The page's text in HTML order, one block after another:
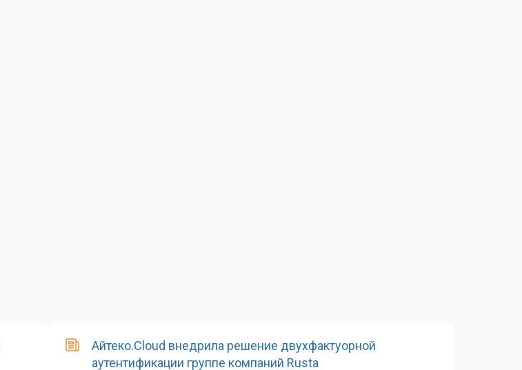
Айтеко.Cloud внедрила решение двухфактуорной
аутентификации группе компаний Rusta